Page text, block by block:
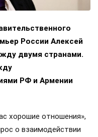
России Алексей
двумя странами.
РФ и Армении
хорошие отношения»,
о взаимодействии